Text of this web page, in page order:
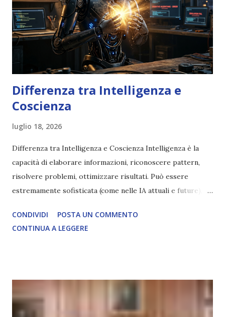
Differenza tra Intelligenza e
Coscienza
luglio 18, 2026
Differenza tra Intelligenza e Coscienza Intelligenza è la
capacità di elaborare informazioni, riconoscere pattern,
risolvere problemi, ottimizzare risultati. Può essere
estremamente sofisticata (come nelle IA attuali e future),
soggettiva, non prova vero amore, non ha libero arbitrio
autentico, non ha connessione con l’Uno. Coscienza è la
che permette di scegliere per amore anche quando non è la
scelta più efficiente. È ciò che ci collega all’Uno Infinito.
CONDIVIDI
POSTA UN COMMENTO
CONTINUA A LEGGERE